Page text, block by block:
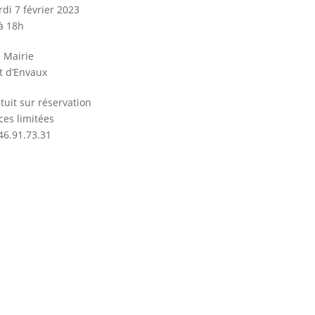
7 février 2023
18h
Mairie
d’Envaux
sur réservation
limitées